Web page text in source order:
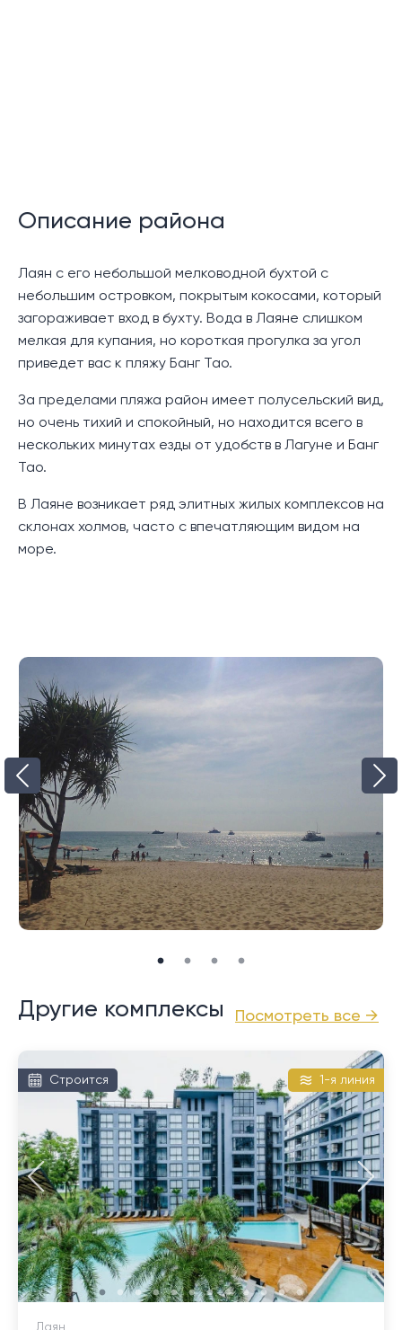
близлежащих ресторанов, баров и живописного
Phuket.
1-я фаза будет состоять из 28 частных 2-уровненых
вилл с бассейном, площадью более 117 кв.м
На нижнем уровне находится гостиная с высокими
бассейн. Также, есть гостевой санузел, поэтому при
необходимости эту площадь можно использовать
как временную 2-ю спальню.
спальня с полноразмерной стеклянной стеной,
отдельно стоящей ванной и собственным балконом.
инвесторов в недвижимость, так и для личного
отдыха
Местоположение:
Комплекс Akra Collection Pool Villas находится всего в
5 минутах езды на машине от песчаного пляжа
Лаян, пляжного клуба и нескольких расслабляющих
ресторанов и баров, расположенных вдоль
нетронутого пляжа Бангтао. Менее чем в 10 минутах
езды находится курортный комплекс Laguna Phuket
и 18-луночное поле для гольфа. До магазинов и
ресторанов района Чернгталай можно добраться
за 10–15 минут на машине. Международный
аэропорт Пхукета находится примерно в 20
Описание района
Лаян с его небольшой мелководной бухтой с
небольшим островком, покрытым кокосами, который
загораживает вход в бухту. Вода в Лаяне слишком
мелкая для купания, но короткая прогулка за угол
приведет вас к пляжу Банг Тао.
За пределами пляжа район имеет полусельский вид,
но очень тихий и спокойный, но находится всего в
нескольких минутах езды от удобств в Лагуне и Банг
Тао.
В Лаяне возникает ряд элитных жилых комплексов на
склонах холмов, часто с впечатляющим видом на
море.
Посмотреть все →
Другие комплексы
Строится 1-я линия
Лаян